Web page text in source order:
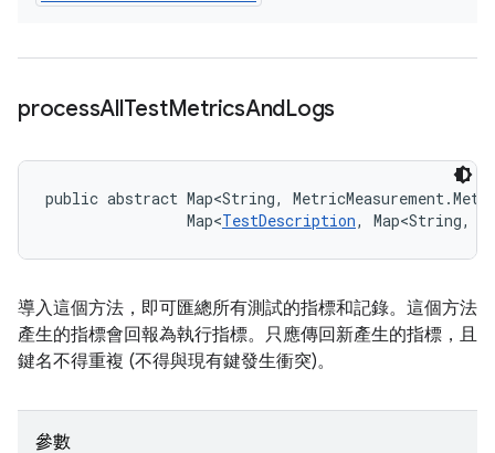
processAllTestMetricsAndLogs
public abstract Map<String,
                Map<
TestDescription, Map<String,
導入這個方法，即可匯總所有測試的指標和記錄。這個方法
產生的指標會回報為執行指標。只應傳回新產生的指標，且
鍵名不得重複 (不得與現有鍵發生衝突)。
參數